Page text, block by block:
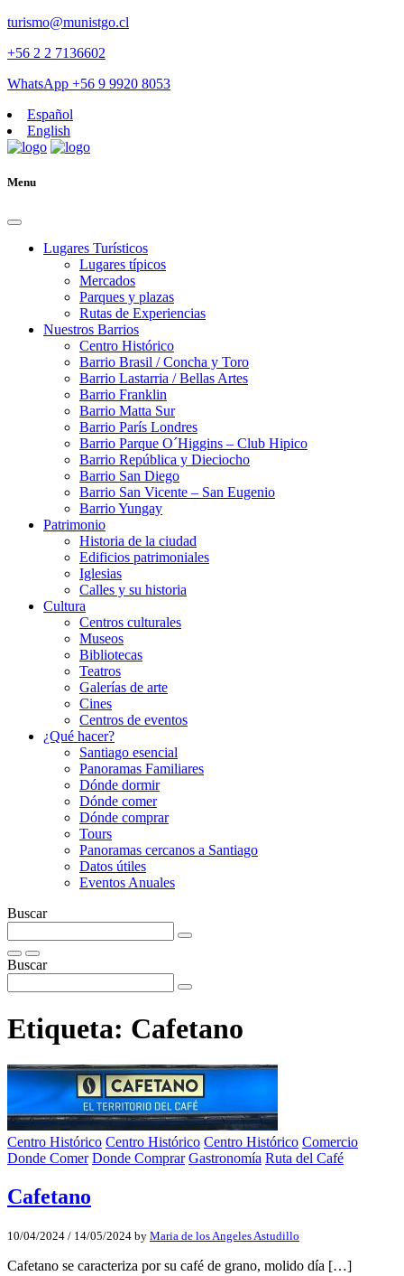
turismo@munistgo.cl
+56 2 2 7136602
WhatsApp +56 9 9920 8053
Español
English
Menu
Lugares Turísticos
Lugares tí­picos
Mercados
Parques y plazas
Rutas de Experiencias
Nuestros Barrios
Centro Histórico
Barrio Brasil / Concha y Toro
Barrio Lastarria / Bellas Artes
Barrio Franklin
Barrio Matta Sur
Barrio Parí­s Londres
Barrio Parque O´Higgins – Club Hipico
Barrio República y Dieciocho
Barrio San Diego
Barrio San Vicente – San Eugenio
Barrio Yungay
Patrimonio
Historia de la ciudad
Edificios patrimoniales
Iglesias
Calles y su historia
Cultura
Centros culturales
Museos
Bibliotecas
Teatros
Galerí­as de arte
Cines
Centros de eventos
¿Qué hacer?
Santiago esencial
Panoramas Familiares
Dónde dormir
Dónde comer
Dónde comprar
Tours
Panoramas cercanos a Santiago
Datos útiles
Eventos Anuales
Buscar
Buscar
Etiqueta: Cafetano
Centro Histórico Centro Histórico Centro Histórico Comercio
Donde Comer Donde Comprar Gastronomía Ruta del Café
Cafetano
10/04/2024 / 14/05/2024 by Maria de los Angeles Astudillo
Cafetano se caracteriza por su café de grano, molido día […]